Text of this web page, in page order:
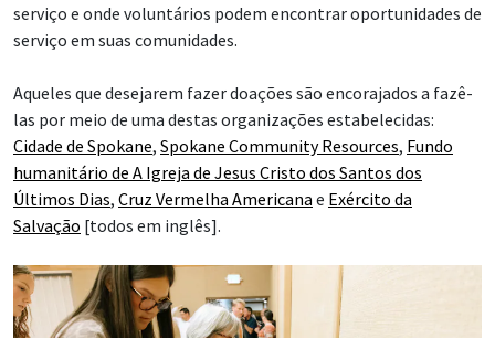
serviço e onde voluntários podem encontrar oportunidades de
serviço em suas comunidades.
Aqueles que desejarem fazer doações são encorajados a fazê-
las por meio de uma destas organizações estabelecidas:
Cidade de Spokane, Spokane Community Resources, Fundo
humanitário de A Igreja de Jesus Cristo dos Santos dos
Últimos Dias, Cruz Vermelha Americana e Exército da
Salvação [todos em inglês].